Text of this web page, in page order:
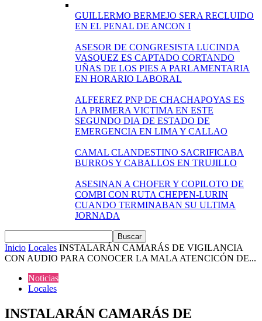
GUILLERMO BERMEJO SERA RECLUIDO
EN EL PENAL DE ANCON I
ASESOR DE CONGRESISTA LUCINDA
VASQUEZ ES CAPTADO CORTANDO
UÑAS DE LOS PIES A PARLAMENTARIA
EN HORARIO LABORAL
ALFEEREZ PNP DE CHACHAPOYAS ES
LA PRIMERA VICTIMA EN ESTE
SEGUNDO DIA DE ESTADO DE
EMERGENCIA EN LIMA Y CALLAO
CAMAL CLANDESTINO SACRIFICABA
BURROS Y CABALLOS EN TRUJILLO
ASESINAN A CHOFER Y COPILOTO DE
COMBI CON RUTA CHEPEN-LURIN
CUANDO TERMINABAN SU ULTIMA
JORNADA
Inicio Locales INSTALARÁN CAMARÁS DE VIGILANCIA
CON AUDIO PARA CONOCER LA MALA ATENCICÓN DE...
Noticias
Locales
INSTALARÁN CAMARÁS DE